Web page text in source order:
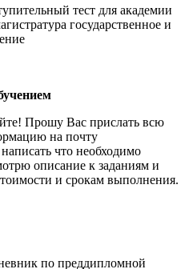
тест для академии
государственное и
Прошу Вас прислать всю
на почту
что необходимо
описание к заданиям и
и срокам выполнения.
по преддипломной